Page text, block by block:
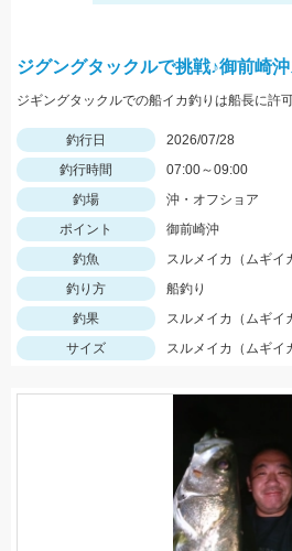
ジグングタックルで挑戦♪御前崎
釣行日
2026/07/28
釣行時間
07:00～09:00
釣場
沖・オフショア
ポイント
御前崎沖
釣魚
スルメイカ（ムギイ
釣り方
船釣り
釣果
スルメイカ（ムギイ
サイズ
スルメイカ（ムギイ